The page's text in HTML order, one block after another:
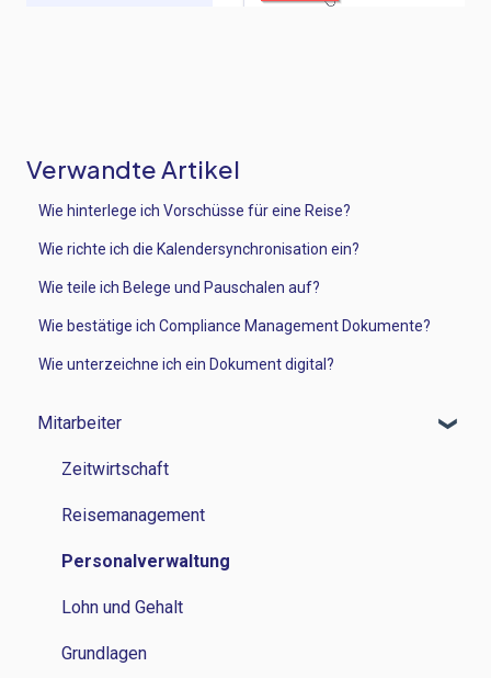
Verwandte Artikel
Wie hinterlege ich Vorschüsse für eine Reise?
Wie richte ich die Kalendersynchronisation ein?
Wie teile ich Belege und Pauschalen auf?
Wie bestätige ich Compliance Management Dokumente?
Wie unterzeichne ich ein Dokument digital?
Mitarbeiter
Zeitwirtschaft
Reisemanagement
Personalverwaltung
Lohn und Gehalt
Grundlagen